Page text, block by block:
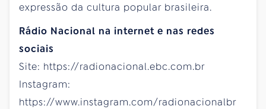
expressão da cultura popular brasileira.
Rádio Nacional na internet e nas redes
sociais
Site: https://radionacional.ebc.com.br
Instagram:
https://www.instagram.com/radionacionalbr